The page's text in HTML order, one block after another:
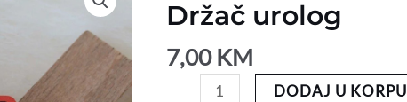
Držač urolog
7,00 KM
urolog
količina
DODAJ U KORPU